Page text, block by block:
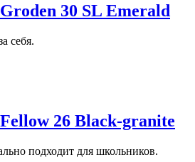
30 SL Emerald
себя.
26 Black-granite
подходит для школьников.